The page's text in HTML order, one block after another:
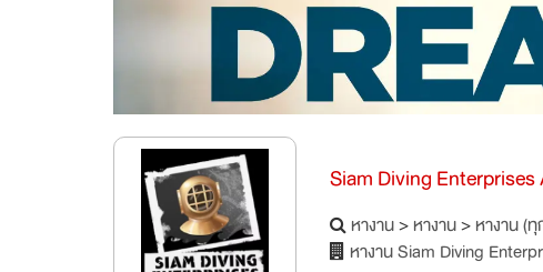
Siam Diving
หางาน>หางาน>หางาน (ทุ
หางาน Siam Diving